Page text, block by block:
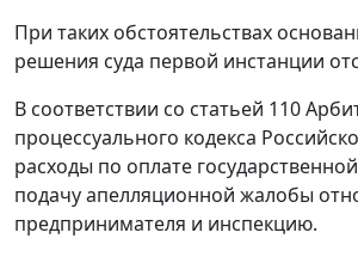
При таких обстоятельствах
решения суда первой инстанции
В соответствии со статьей 110
процессуального кодекса
расходы по оплате
подачу апелляционной жалобы
предпринимателя и инспекцию.